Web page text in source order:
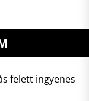
felett ingyenes